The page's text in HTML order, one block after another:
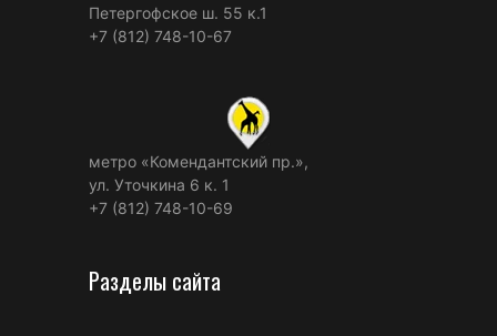
Петергофское ш. 55 к.1
+7 (812) 748-10-67
метро «Комендантский пр.»,
ул. Уточкина 6 к. 1
+7 (812) 748-10-69
Разделы сайта